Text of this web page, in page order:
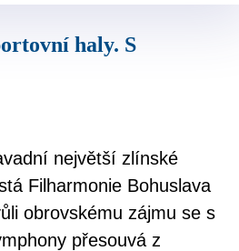
největší zlínské
Filharmonie Bohuslava
obrovskému zájmu se s
přesouvá z